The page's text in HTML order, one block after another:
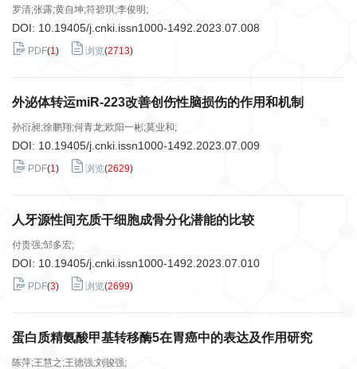
罗清;张露;黄自坤;符碧琪;李俊明;
DOI: 10.19405/j.cnki.issn1000-1492.2023.07.008
PDF(1) 浏览(2713)
外泌体转运miR-223改善创伤性脑损伤的作用和机制
孙衍昶;徐鹏翔;何青龙;欧阳一彬;莫业和;
DOI: 10.19405/j.cnki.issn1000-1492.2023.07.009
PDF(1) 浏览(2629)
人牙源性间充质干细胞成骨分化潜能的比较
付贵强;邹多宏;
DOI: 10.19405/j.cnki.issn1000-1492.2023.07.010
PDF(3) 浏览(2699)
蛋白质精氨酸甲基转移酶5在胃癌中的表达及作用研究
陈萍;王慧之;王德强;刘骏强;